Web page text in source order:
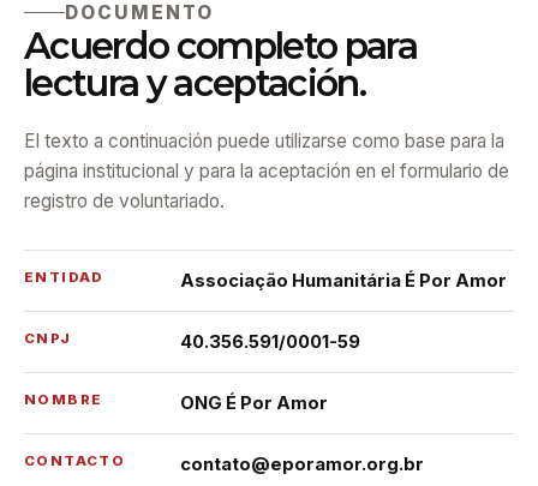
DOCUMENTO
Acuerdo completo para
lectura y aceptación.
El texto a continuación puede utilizarse como base para la
página institucional y para la aceptación en el formulario de
registro de voluntariado.
ENTIDAD Associação Humanitária É Por Amor
CNPJ 40.356.591/0001-59
NOMBRE ONG É Por Amor
CONTACTO contato@eporamor.org.br